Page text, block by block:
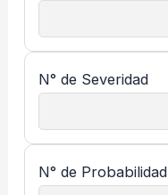
N° de Severidad
N° de Probabilidad